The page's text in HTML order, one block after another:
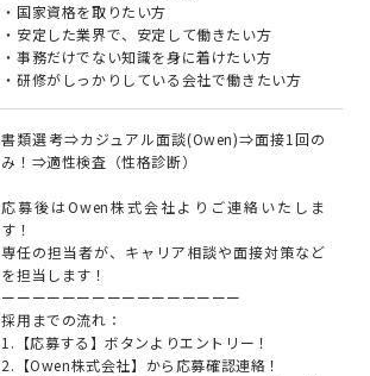
・国家資格を取りたい方
・安定した業界で、安定して働きたい方
・事務だけでない知識を身に着けたい方
・研修がしっかりしている会社で働きたい方
書類選考⇒カジュアル面談(Owen)⇒面接1回の
み！⇒適性検査（性格診断）
応募後はOwen株式会社よりご連絡いたしま
す！
専任の担当者が、キャリア相談や面接対策など
を担当します！
ーーーーーーーーーーーーーーーー
採用までの流れ：
1.【応募する】ボタンよりエントリー！
2.【Owen株式会社】から応募確認連絡！